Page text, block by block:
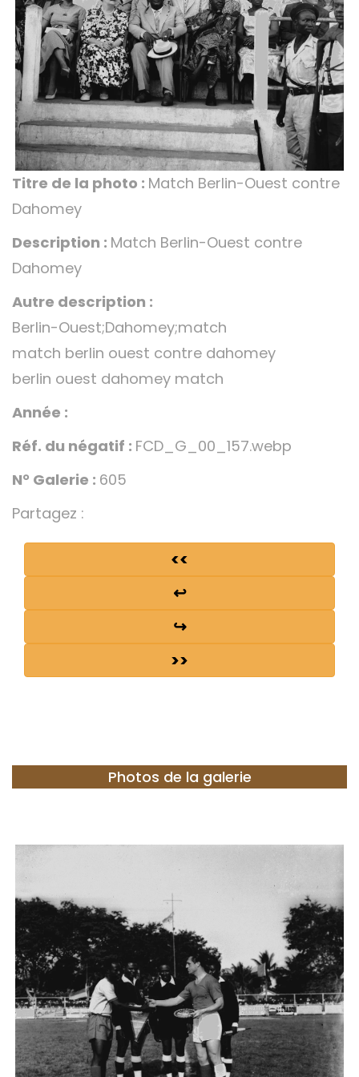
Titre de la photo : Match Berlin-Ouest contre
Dahomey
Description : Match Berlin-Ouest contre
Dahomey
Autre description :
Berlin-Ouest;Dahomey;match
match berlin ouest contre dahomey
berlin ouest dahomey match
Année :
Réf. du négatif : FCD_G_00_157.webp
N° Galerie : 605
Partagez :
<<
↩
↪
>>
Photos de la galerie